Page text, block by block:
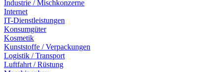
Industrie / Mischkonzerne
Internet
IT-Dienstleistungen
Konsumgüter
Kosmetik
Kunststoffe / Verpackungen
Logistik / Transport
Luftfahrt / Rüstung